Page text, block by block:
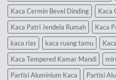
Kaca Cermin Bevel Dinding
Kaca
Kaca Patri Jendela Rumah
Kaca
kaca rias
kaca ruang tamu
Kaca Tempered Kamar Mandi
Partisi Aluminium Kaca
Partisi